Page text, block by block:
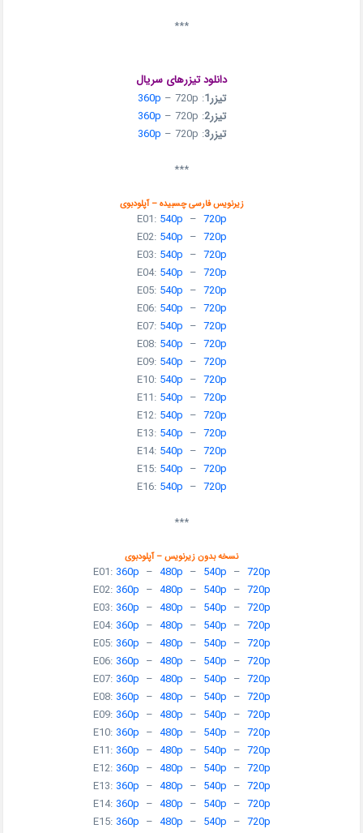
***
دانلود تیزرهای سریال
تیزر1 :
360p – 720p
تیزر2 :
360p – 720p
تیزر3 :
360p – 720p
***
زیرنویس فارسی چسبیده – آپلودبوی
E01: 540p – 720p
E02: 540p – 720p
E03: 540p – 720p
E04: 540p – 720p
E05: 540p – 720p
E06: 540p – 720p
E07: 540p – 720p
E08: 540p – 720p
E09: 540p – 720p
E10: 540p – 720p
E11: 540p – 720p
E12: 540p – 720p
E13: 540p – 720p
E14: 540p – 720p
E15: 540p – 720p
E16: 540p – 720p
***
نسخه بدون زیرنویس – آپلودبوی
E01: 360p – 480p – 540p – 720p
E02: 360p – 480p – 540p – 720p
E03: 360p – 480p – 540p – 720p
E04: 360p – 480p – 540p – 720p
E05: 360p – 480p – 540p – 720p
E06: 360p – 480p – 540p – 720p
E07: 360p – 480p – 540p – 720p
E08: 360p – 480p – 540p – 720p
E09: 360p – 480p – 540p – 720p
E10: 360p – 480p – 540p – 720p
E11: 360p – 480p – 540p – 720p
E12: 360p – 480p – 540p – 720p
E13: 360p – 480p – 540p – 720p
E14: 360p – 480p – 540p – 720p
E15: 360p – 480p – 540p – 720p